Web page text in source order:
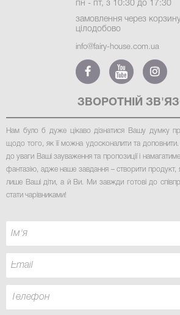
пн - пт, з 10:30 до 17:30
замовлення через
цілодобово
info@fairy-house.com.ua
ЗВОРОТНІЙ
Нам було б дуже цікаво дізнатися Вашу думку
щодо того, як її можна удосконалити та
до уваги Ваші зауваження та пропозиції і
фантазію, адже наше завдання – створити продукт,
лише Ваші діти, а й Ви. Ми завжди готові до
стати чарівниками!